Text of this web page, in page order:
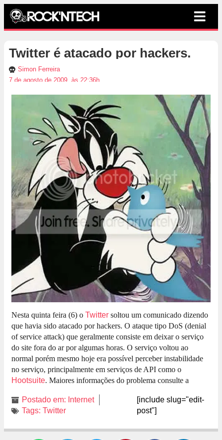
Twitter é atacado por hackers.
Simon Ferreira
7 de agosto de 2009, às 22:36h
Nesta quinta feira (6) o Twitter soltou um comunicado dizendo
que havia sido atacado por hackers. O ataque tipo DoS (denial
of service attack) que geralmente consiste em deixar o serviço
do site fora do ar por algumas horas. O serviço voltou ao
normal porém mesmo hoje era possível perceber instabilidade
no serviço, principalmente em serviços de API como o
Hootsuite. Maiores informações do problema consulte a
Postado em: Internet
Tags: Twitter
[include slug="edit-
post"]